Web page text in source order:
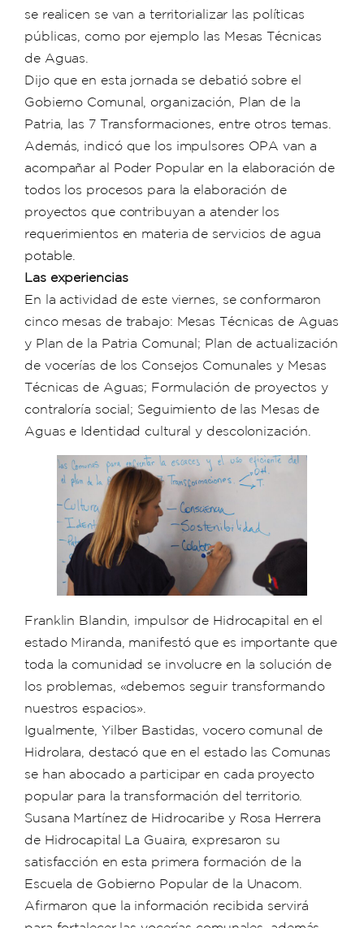
se realicen se van a territorializar las políticas
públicas, como por ejemplo las Mesas Técnicas
de Aguas.
Dijo que en esta jornada se debatió sobre el
Gobierno Comunal, organización, Plan de la
Patria, las 7 Transformaciones, entre otros temas.
Además, indicó que los impulsores OPA van a
acompañar al Poder Popular en la elaboración de
todos los procesos para la elaboración de
proyectos que contribuyan a atender los
requerimientos en materia de servicios de agua
potable.
Las experiencias
En la actividad de este viernes, se conformaron
cinco mesas de trabajo: Mesas Técnicas de Aguas
y Plan de la Patria Comunal; Plan de actualización
de vocerías de los Consejos Comunales y Mesas
Técnicas de Aguas; Formulación de proyectos y
contraloría social; Seguimiento de las Mesas de
Aguas e Identidad cultural y descolonización.
Franklin Blandin, impulsor de Hidrocapital en el
estado Miranda, manifestó que es importante que
toda la comunidad se involucre en la solución de
los problemas, «debemos seguir transformando
nuestros espacios».
Igualmente, Yilber Bastidas, vocero comunal de
Hidrolara, destacó que en el estado las Comunas
se han abocado a participar en cada proyecto
popular para la transformación del territorio.
Susana Martínez de Hidrocaribe y Rosa Herrera
de Hidrocapital La Guaira, expresaron su
satisfacción en esta primera formación de la
Escuela de Gobierno Popular de la Unacom.
Afirmaron que la información recibida servirá